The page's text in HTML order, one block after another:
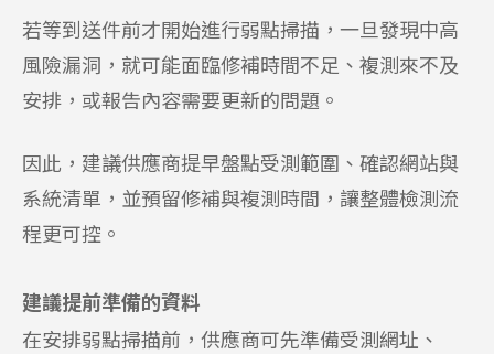
若等到送件前才開始進行弱點掃描，一旦發現中高
風險漏洞，就可能面臨修補時間不足、複測來不及
安排，或報告內容需要更新的問題。
因此，建議供應商提早盤點受測範圍、確認網站與
系統清單，並預留修補與複測時間，讓整體檢測流
程更可控。
建議提前準備的資料
在安排弱點掃描前，供應商可先準備受測網址、